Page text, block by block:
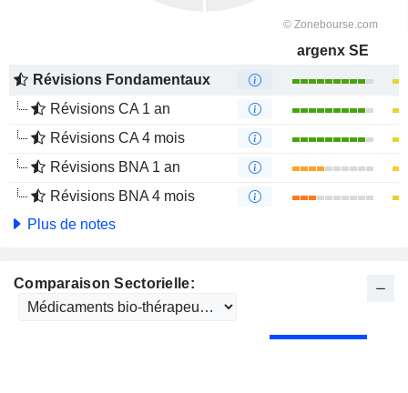
argenx SE
Révisions Fondamentaux
Révisions CA 1 an
Révisions CA 4 mois
Révisions BNA 1 an
Révisions BNA 4 mois
Plus de notes
Comparaison Sectorielle: